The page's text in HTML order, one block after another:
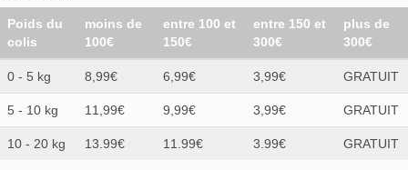
Knut Hansen(0) Koval(0) Kremlevka(0)
Kremlevskie Kuranty (0) Kreuzritter(0)
L'Acrobate(0) L'arrangé Français(0)
L'Heritier-Guyot(0) La Cofradia(0)
La Escondida
(0) La Factoría Libre Del Ron(0)
La Fée NV(0) La Hechicera(0)
La Maison du Rhum(0) La Mauny
Poids du
colis
moins de
100€
entre 100 et
150€
entre 150 et
300€
plus de
300€
0 - 5 kg 8,99€ 6,99€ 3,99€ GRATUIT
5 - 10 kg 11,99€ 9,99€ 3,99€ GRATUIT
10 - 20 kg 13.99€ 11.99€ 3.99€ GRATUIT